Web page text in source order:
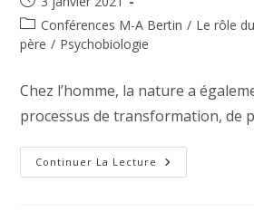
publiée :
Post
category:
Conférences M-A Bertin / Le rôle du
père / Psychobiologie
Chez l’homme, la nature a
processus de transformation, de
Continuer La Lecture Les
Hormones